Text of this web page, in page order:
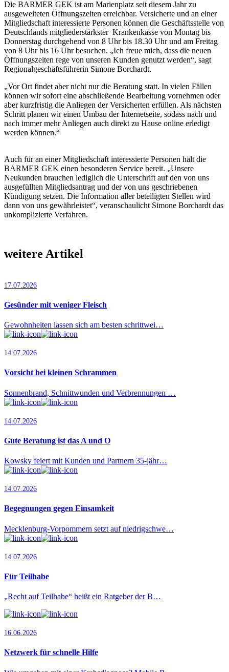
Die BARMER GEK ist am Marienplatz seit diesem Jahr zu
ausgeweiteten Öffnungszeiten erreichbar. Versicherte und an einer
Mitgliedschaft interessierte Personen können die Geschäftsstelle von
Deutschlands mitgliederstärkster Krankenkasse von Montag bis
Donnerstag durchgehend von 8 Uhr bis 18.30 Uhr und am Freitag
von 8 Uhr bis 16 Uhr besuchen. „Ich freue mich, dass die neuen
Öffnungszeiten rege von unseren Kunden genutzt werden“, sagt
Regionalgeschäftsführerin Simone Borchardt.
„Vor Ort findet aber nicht nur die Beratung statt. In vielen Fällen
können wir sofort eine abschließende Bearbeitung vornehmen oder
aber kurzfristig die Anliegen der Versicherten erfüllen. Als nächsten
Schritt planen wir einen Umbau der Internetseite, sodass nach und
nach immer mehr Anliegen auch direkt zu Hause online erledigt
werden können.“
Auch für an einer Mitgliedschaft interessierte Personen hält die
BARMER GEK einen besonderen Service bereit. „Unsere
Neukunden brauchen lediglich die Unterschrift auf den von uns
ausgefüllten Mitgliedsantrag und der von uns geschriebenen
Kündigung setzen. Die Information aller beteiligten Stellen wird
dann von uns gewährleistet“, veranschaulicht Simone Borchardt das
unkomplizierte Verfahren.
weitere Artikel
17.07.2026
Gesünder mit weniger Fleisch
Gewohnheiten lassen sich am besten schrittwei…
14.07.2026
Vorsicht bei kleinen Schrammen
Sonnenbrand, Schnittwunden und Verbrennungen …
14.07.2026
Gute Beratung ist das A und O
Kowsky feiert mit Kunden und Partnern 35-jähr…
14.07.2026
Begegnungen gegen Einsamkeit
Mecklenburg-Vorpommern setzt auf niedrigschwe…
14.07.2026
Für Teilhabe
„Recht auf Teilhabe“ heißt ein Ratgeber der B…
16.06.2026
Netzwerk für schnelle Hilfe